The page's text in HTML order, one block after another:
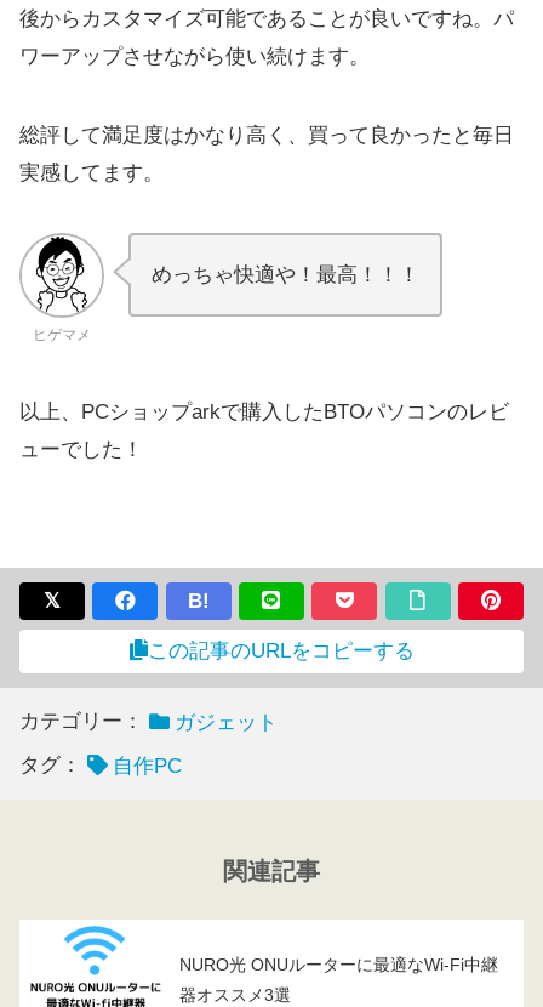
後からカスタマイズ可能であることが良いですね。パ
ワーアップさせながら使い続けます。
総評して満足度はかなり高く、 買って良かったと毎日
実感してます。
ヒゲマメ
めっちゃ快適や！最高！！！
以上、PCショップarkで購入したBTOパソコンのレビ
ューでした！
B!
この記事のURLをコピーする
カテゴリー：
ガジェット
タグ：
自作PC
関連記事
NURO光 ONUルーターに最適なWi-Fi中継
器オススメ3選